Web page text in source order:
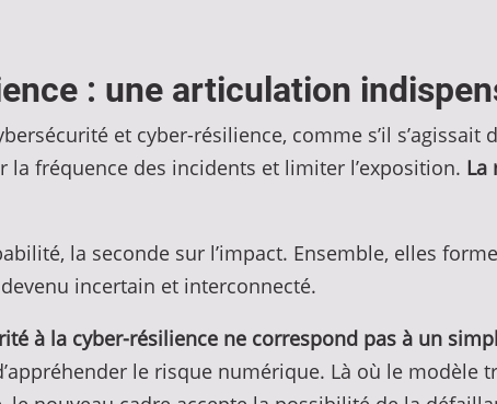
: une articulation
et cyber-résilience, comme s’il
fréquence des incidents et limiter l’exposition. La
la seconde sur l’impact. Ensemble, elles
incertain et interconnecté.
à la cyber-résilience ne correspond pas à un
le risque numérique. Là où le modèle